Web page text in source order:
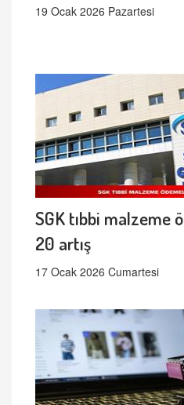
19 Ocak 2026 Pazartesi
SGK tıbbi malzeme
20 artış
17 Ocak 2026 Cumartesi